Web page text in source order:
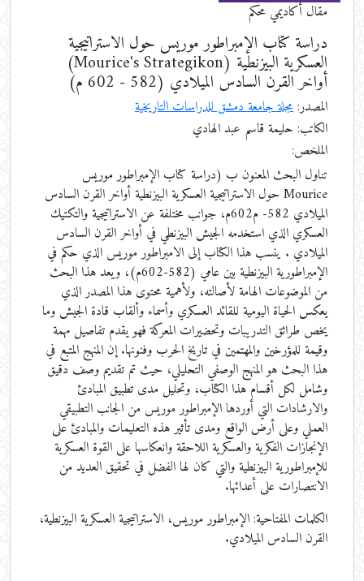
مقال أكاديمي محكم
دراسة كتاب الإمبراطور موريس حول الاستراتيجية
العسكرية البيزنطية (Mourice's Strategikon)
أواخر القرن السادس الميلادي (582 - 602 م)
المصدر:مجلة جامعة دمشق للدراسات التاريخية
الكاتب: حليمة قاسم عبد الهادي
الملخص:
تناول البحث المعنون ب (دراسة كتاب الإمبراطور موريس
Mourice حول الاستراتيجية العسكرية البيزنطية أواخر القرن السادس
الميلادي 582- م602م، جوانب مختلفة عن الاستراتيجية والتكتيك
العسكري الذي استخدمه الجيش البيزنطي في أواخر القرن السادس
الميلادي . ينسب هذا الكتاب إلى الامبراطور موريس الذي حكم في
الإمبراطورية البيزنطية بين عامي (582-602م)، ويعد هذا البحث
من الموضوعات الهامة لأصالته، ولأهمية محتوى هذا المصدر الذي
يعكس الحياة اليومية للقائد العسكري وأسماء وألقاب قادة الجيش وما
يخص طرائق التدريبات وتحضيرات المعركة فهو يقدم تفاصيل مهمة
وقيمة للمؤرخين والمهتمين في تاريخ الحرب وفنونها. إن المنهج المتبع في
هذا البحث هو المنهج الوصفي التحليلي، حيث تم تقديم وصف دقيق
وشامل لكل أقسام هذا الكتاب، وتحليل مدى تطبيق المبادئ
والارشادات التي أوردها الإمبراطور موريس من الجانب التطبيقي
العملي وعلى أرض الواقع ومدى تأثير هذه التعليمات والمبادئ على
الإنجازات الفكرية والعسكرية اللاحقة وانعكاسها على القوة العسكرية
للإمبراطورية البيزنطية والتي كان لها الفضل في تحقيق العديد من
الانتصارات على أعدائها.
الكلمات المفتاحية:الإمبراطور موريس، الاستراتيجية العسكرية البيزنطية،
القرن السادس الميلادي.